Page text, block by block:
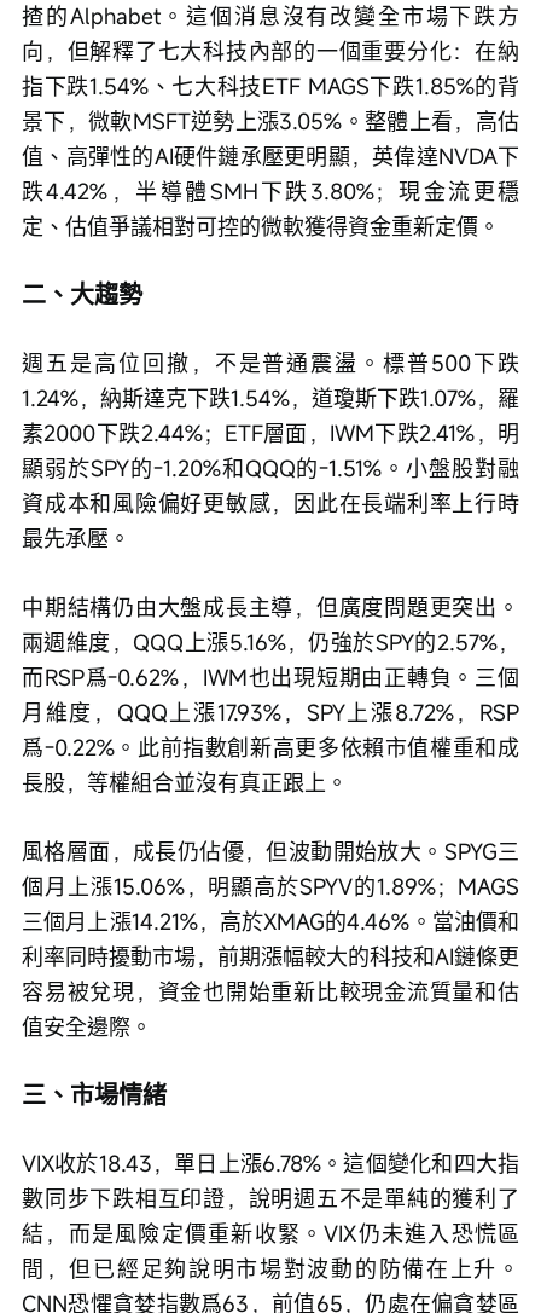
揸的Alphabet。這個消息沒有改變全市場下跌方
向，但解釋了七大科技內部的一個重要分化：在納
指下跌1.54%、七大科技ETF MAGS下跌1.85%的背
景下，微軟MSFT逆勢上漲3.05%。整體上看，高估
值、高彈性的AI硬件鏈承壓更明顯，英偉達NVDA下
跌4.42%，半導體SMH下跌3.80%；現金流更穩
定、估值爭議相對可控的微軟獲得資金重新定價。
二、大趨勢
週五是高位回撤，不是普通震盪。標普500下跌
1.24%，納斯達克下跌1.54%，道瓊斯下跌1.07%，羅
素2000下跌2.44%；ETF層面，IWM下跌2.41%，明
顯弱於SPY的-1.20%和QQQ的-1.51%。小盤股對融
資成本和風險偏好更敏感，因此在長端利率上行時
最先承壓。
中期結構仍由大盤成長主導，但廣度問題更突出。
兩週維度，QQQ上漲5.16%，仍強於SPY的2.57%，
而RSP爲-0.62%，IWM也出現短期由正轉負。三個
月維度，QQQ上漲17.93%，SPY上漲8.72%，RSP
爲-0.22%。此前指數創新高更多依賴市值權重和成
長股，等權組合並沒有真正跟上。
風格層面，成長仍佔優，但波動開始放大。SPYG三
個月上漲15.06%，明顯高於SPYV的1.89%；MAGS
三個月上漲14.21%，高於XMAG的4.46%。當油價和
利率同時擾動市場，前期漲幅較大的科技和AI鏈條更
容易被兌現，資金也開始重新比較現金流質量和估
值安全邊際。
三、市場情緒
VIX收於18.43，單日上漲6.78%。這個變化和四大指
數同步下跌相互印證，說明週五不是單純的獲利了
結，而是風險定價重新收緊。VIX仍未進入恐慌區
間，但已經足夠說明市場對波動的防備在上升。
CNN恐懼貪婪指數爲63，前值65，仍處在偏貪婪區